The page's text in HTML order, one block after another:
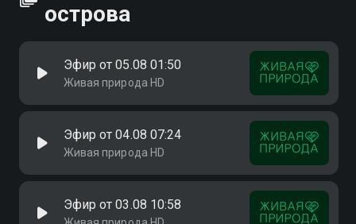
острова
Эфир от 05.08 01:50
Живая природа HD
Эфир от 04.08 07:24
Живая природа HD
Эфир от 03.08 10:58